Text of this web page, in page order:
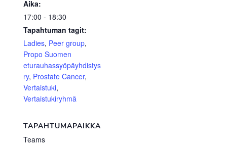
Aika:
17:00 - 18:30
Tapahtuman tagit:
Ladies, Peer group,
Propo Suomen
eturauhassyöpäyhdistys
ry, Prostate Cancer,
Vertaistuki,
Vertaistukiryhmä
TAPAHTUMAPAIKKA
Teams